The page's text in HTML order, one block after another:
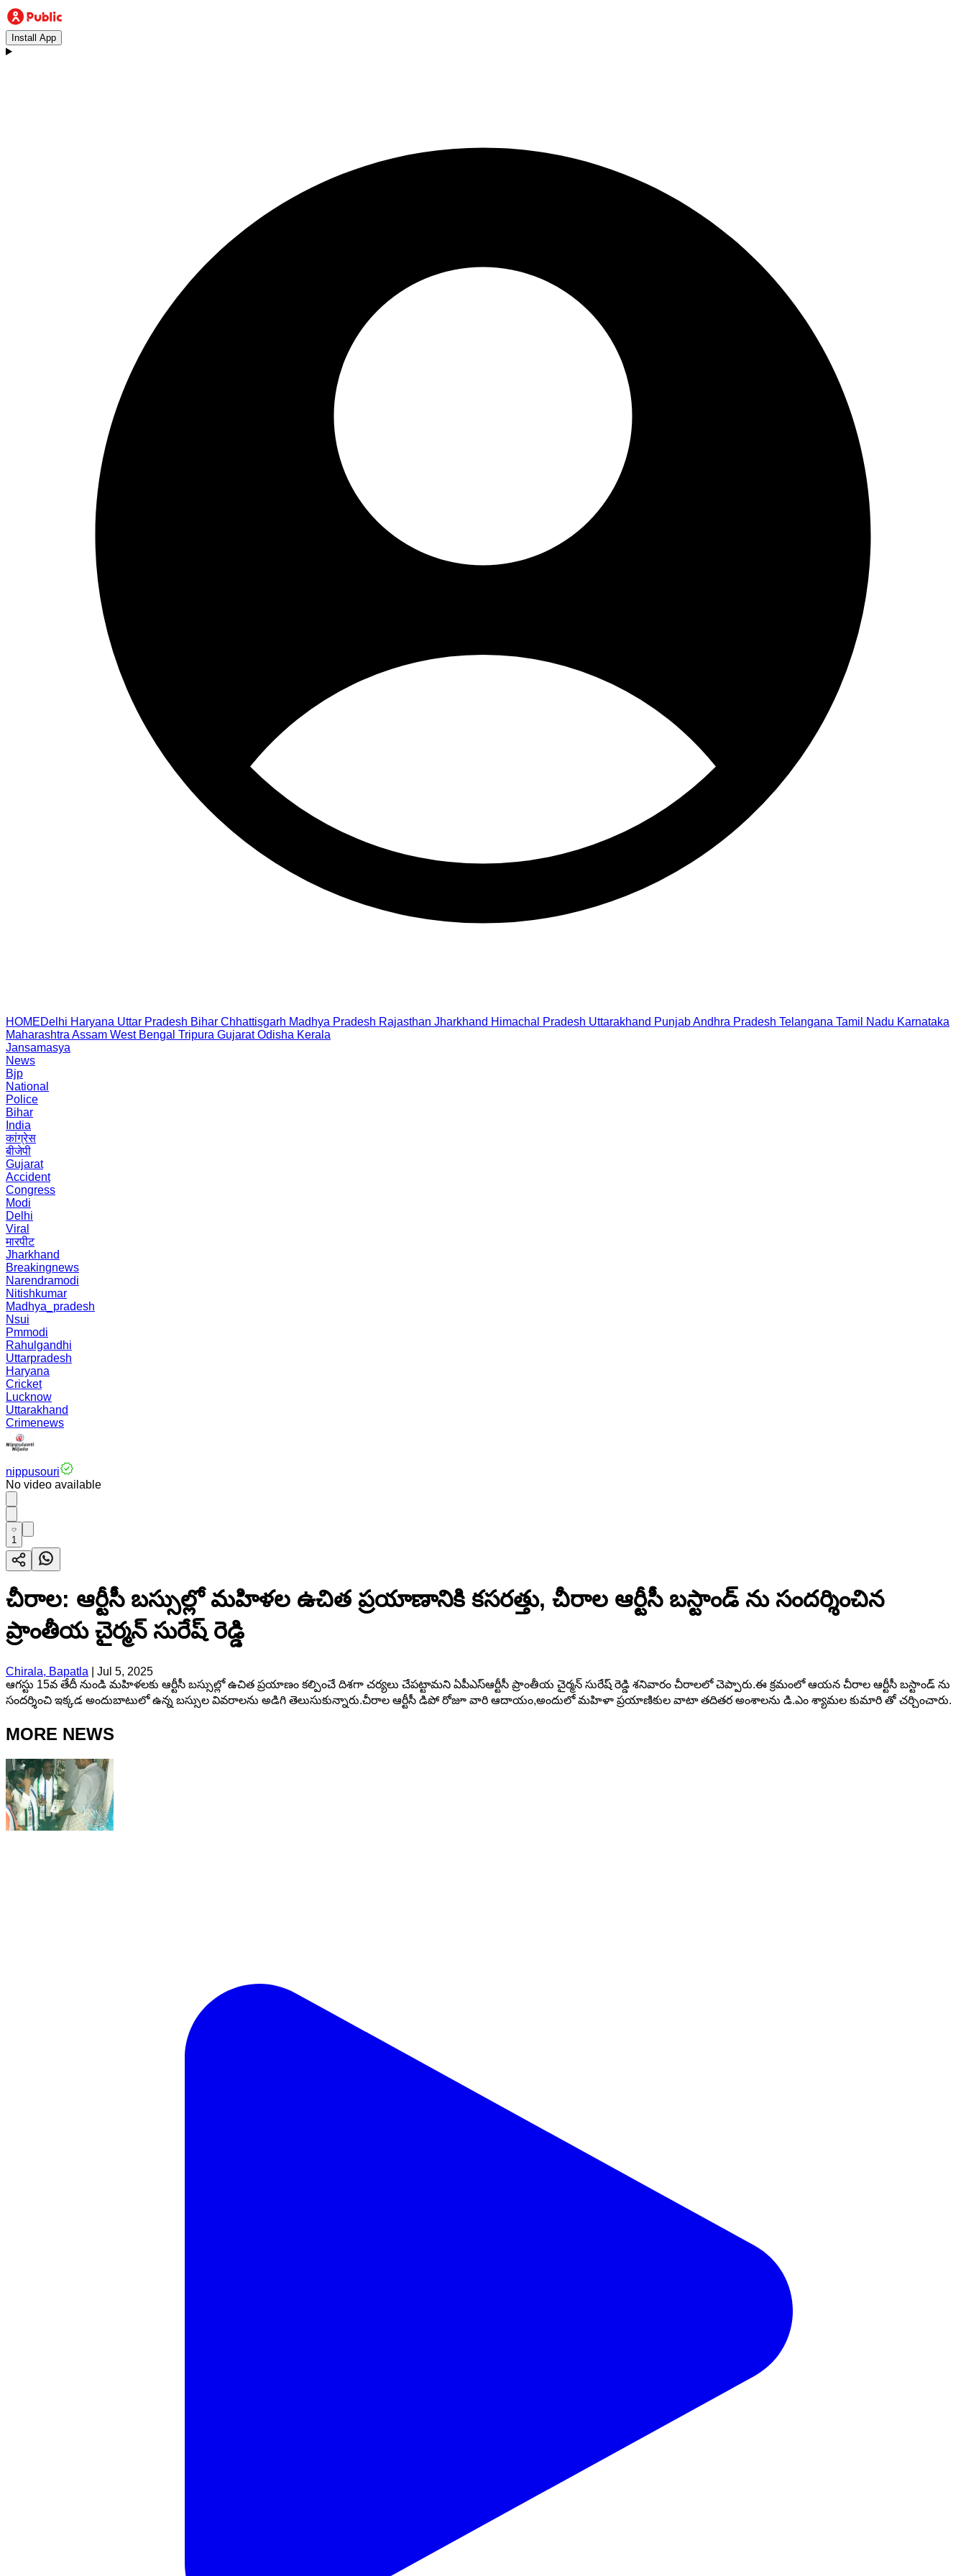
Install App
HOMEDelhi Haryana Uttar Pradesh Bihar Chhattisgarh Madhya Pradesh Rajasthan Jharkhand Himachal Pradesh Uttarakhand PunjabAndhra Pradesh Telangana Tamil Nadu Karnataka
Maharashtra Assam West Bengal Tripura Gujarat Odisha Kerala
Jansamasya
News
Bjp
National
Police
Bihar
India
कांग्रेस
बीजेपी
Gujarat
Accident
Congress
Modi
Delhi
Viral
मारपीट
Jharkhand
Breakingnews
Narendramodi
Nitishkumar
Madhya_pradesh
Nsui
Pmmodi
Rahulgandhi
Uttarpradesh
Haryana
Cricket
Lucknow
Uttarakhand
Crimenews
nippusouri
No video available
1
చీరాల: ఆర్టీసీ బస్సుల్లో మహిళల ఉచిత ప్రయాణానికి కసరత్తు, చీరాల ఆర్టీసీ బస్టాండ్ ను సందర్శించిన
ప్రాంతీయ చైర్మన్ సురేష్ రెడ్డి
Chirala, Bapatla
Jul 5, 2025
ఆగస్టు 15వ తేదీ నుండి మహిళలకు ఆర్టీసీ బస్సుల్లో ఉచిత ప్రయాణం కల్పించే దిశగా చర్యలు చేపట్టామని ఏపీఎస్ఆర్టీసీ ప్రాంతీయ చైర్మన్ సురేష్ రెడ్డి శనివారం చీరాలలో చెప్పారు.ఈ క్రమంలో ఆయన చీరాల ఆర్టీసీ బస్టాండ్ ను
సందర్శించి ఇక్కడ అందుబాటులో ఉన్న బస్సుల వివరాలను అడిగి తెలుసుకున్నారు.చీరాల ఆర్టీసీ డిపో రోజూ వారి ఆదాయం,అందులో మహిళా ప్రయాణికుల వాటా తదితర అంశాలను డి.ఎం శ్యామల కుమారి తో చర్చించారు.
MORE NEWS